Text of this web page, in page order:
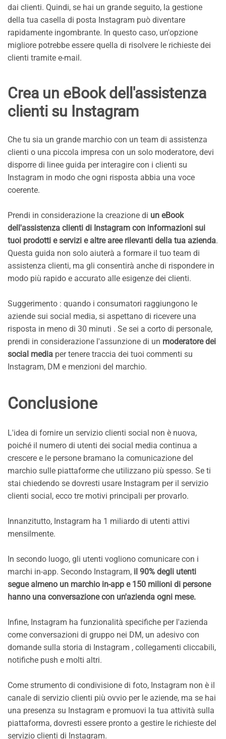
dai clienti. Quindi, se hai un grande seguito, la gestione
della tua casella di posta Instagram può diventare
rapidamente ingombrante. In questo caso, un'opzione
migliore potrebbe essere quella di risolvere le richieste dei
clienti tramite e-mail.
Crea un eBook dell'assistenza
clienti su Instagram
Che tu sia un grande marchio con un team di assistenza
clienti o una piccola impresa con un solo moderatore, devi
disporre di linee guida per interagire con i clienti su
Instagram in modo che ogni risposta abbia una voce
coerente.
Prendi in considerazione la creazione di un eBook
dell'assistenza clienti di Instagram con informazioni sui
tuoi prodotti e servizi e altre aree rilevanti della tua azienda.
Questa guida non solo aiuterà a formare il tuo team di
assistenza clienti, ma gli consentirà anche di rispondere in
modo più rapido e accurato alle esigenze dei clienti.
Suggerimento : quando i consumatori raggiungono le
aziende sui social media, si aspettano di ricevere una
risposta in meno di 30 minuti . Se sei a corto di personale,
prendi in considerazione l'assunzione di un moderatore dei
social media per tenere traccia dei tuoi commenti su
Instagram, DM e menzioni del marchio.
Conclusione
L'idea di fornire un servizio clienti social non è nuova,
poiché il numero di utenti dei social media continua a
crescere e le persone bramano la comunicazione del
marchio sulle piattaforme che utilizzano più spesso. Se ti
stai chiedendo se dovresti usare Instagram per il servizio
clienti social, ecco tre motivi principali per provarlo.
Innanzitutto, Instagram ha 1 miliardo di utenti attivi
mensilmente.
In secondo luogo, gli utenti vogliono comunicare con i
marchi in-app. Secondo Instagram, il 90% degli utenti
segue almeno un marchio in-app e 150 milioni di persone
hanno una conversazione con un'azienda ogni mese.
Infine, Instagram ha funzionalità specifiche per l'azienda
come conversazioni di gruppo nei DM, un adesivo con
domande sulla storia di Instagram , collegamenti cliccabili,
notifiche push e molti altri.
Come strumento di condivisione di foto, Instagram non è il
canale di servizio clienti più ovvio per le aziende, ma se hai
una presenza su Instagram e promuovi la tua attività sulla
piattaforma, dovresti essere pronto a gestire le richieste del
servizio clienti di Instagram.